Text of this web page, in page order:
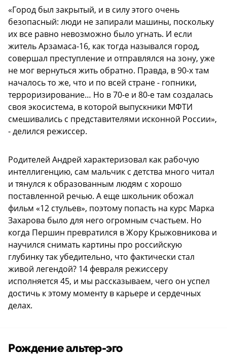
«Город был закрытый, и в силу этого очень
безопасный: люди не запирали машины, поскольку
их все равно невозможно было угнать. И если
житель Арзамаса-16, как тогда назывался город,
совершал преступление и отправлялся на зону, уже
не мог вернуться жить обратно. Правда, в 90-х там
началось то же, что и по всей стране - гопники,
терроризирование… Но в 70-е и 80-е там создалась
своя экосистема, в которой выпускники МФТИ
смешивались с представителями исконной России»,
- делился режиссер.
Родителей Андрей характеризовал как рабочую
интеллигенцию, сам мальчик с детства много читал
и тянулся к образованным людям с хорошо
поставленной речью. А еще школьник обожал
фильм «12 стульев», поэтому попасть на курс Марка
Захарова было для него огромным счастьем. Но
когда Першин превратился в Жору Крыжовникова и
научился снимать картины про российскую
глубинку так убедительно, что фактически стал
живой легендой? 14 февраля режиссеру
исполняется 45, и мы рассказываем, чего он успел
достичь к этому моменту в карьере и сердечных
делах.
Рождение альтер-эго